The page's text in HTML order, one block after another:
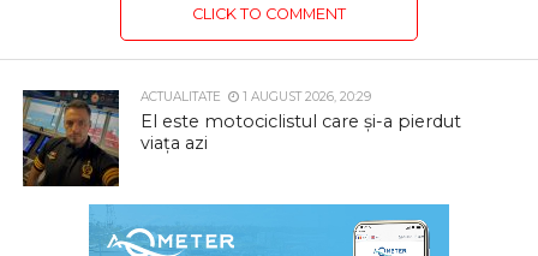
CLICK TO COMMENT
ACTUALITATE 1 AUGUST 2026, 20:29
El este motociclistul care și-a pierdut
viața azi